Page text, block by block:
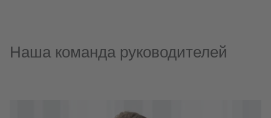
Наша команда руководителей